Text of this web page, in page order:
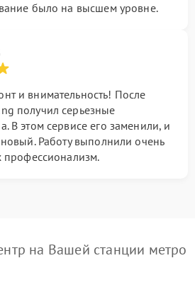
было на высшем уровне.
и внимательность! После
получил серьезные
В этом сервисе его заменили, и
Работу выполнили очень
на Вашей станции метро